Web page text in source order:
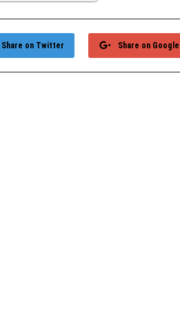
Share on
Share on Twitter